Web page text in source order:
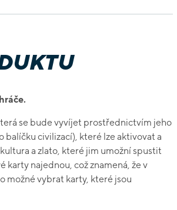
se bude vyvíjet prostřednictvím jeho
balíčku civilizací), které lze aktivovat a
a zlato, které jim umožní spustit
karty najednou, což znamená, že v
možné vybrat karty, které jsou